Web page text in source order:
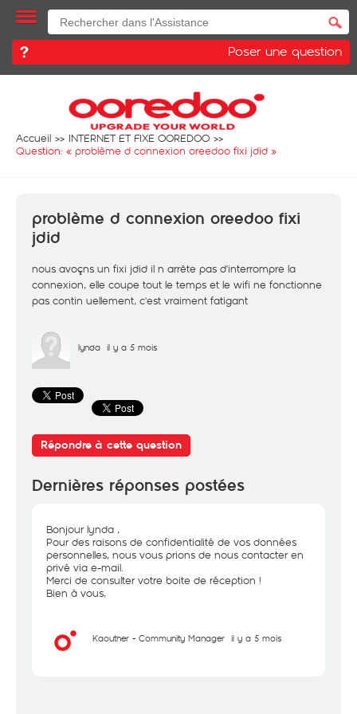
Poser une question
Accueil
INTERNET ET FIXE OOREDOO
Question: « problème d connexion oreedoo fixi jdid »
problème d connexion oreedoo fixi
jdid
nous avoçns un fixi jdid il n arrête pas d'interrompre la
connexion, elle coupe tout le temps et le wifi ne fonctionne
pas contin uellement, c'est vraiment fatigant
lynda il y a 5 mois
Répondre à cette question
Dernières réponses postées
Bonjour lynda ,
Pour des raisons de confidentialité de vos données
personnelles, nous vous prions de nous contacter en
privé via e-mail.
Merci de consulter votre boite de réception !
Bien à vous,
Kaouther - Community Manager il y a 5 mois